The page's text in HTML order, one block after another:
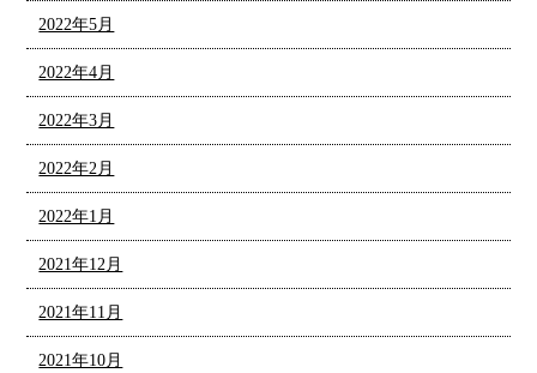
2022年5月
2022年4月
2022年3月
2022年2月
2022年1月
2021年12月
2021年11月
2021年10月